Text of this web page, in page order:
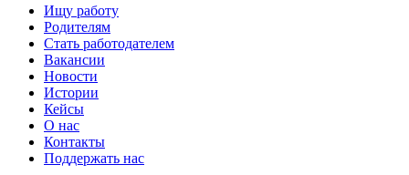
Ищу работу
Родителям
Стать работодателем
Вакансии
Новости
Истории
Кейсы
О нас
Контакты
Поддержать нас